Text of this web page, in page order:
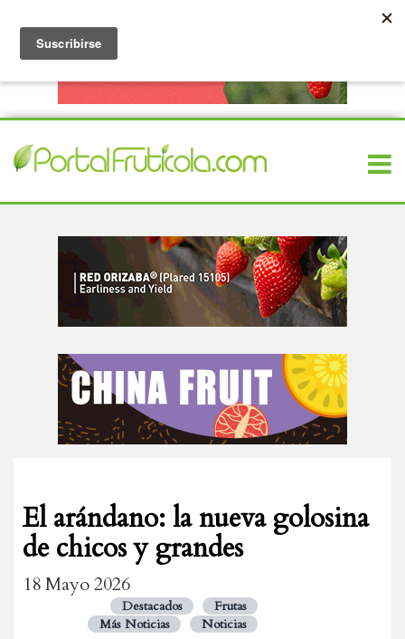
El arándano: la nueva golosina
de chicos y grandes
18 Mayo 2026
Destacados
Frutas
Más Noticias
Noticias